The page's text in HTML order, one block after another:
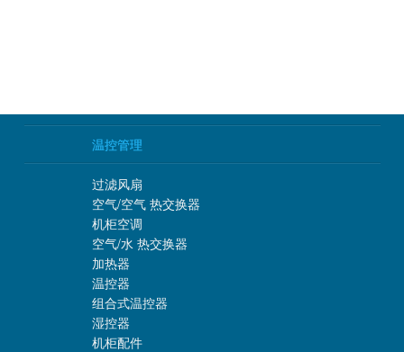
温控管理
过滤风扇
空气/空气 热交换器
机柜空调
空气/水 热交换器
加热器
温控器
组合式温控器
湿控器
机柜配件